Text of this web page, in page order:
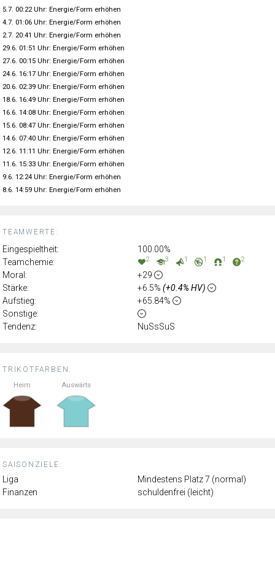
TRIKOTFARBEN:
Heim Auswärts
SAISONZIELE:
Liga
Mindestens Platz 7 (normal)
Finanzen
schuldenfrei (leicht)
TEAMWERTE:
Eingespieltheit:
100.00%
Teamchemie:
2 3 1 1 1 2
Moral:
+29
Stärke:
+6.5% (+0.4% HV)
Aufstieg:
+65.84%
Sonstige:
Tendenz:
NuSsSuS
5.7. 00:22 Uhr: Energie/Form erhöhen
4.7. 01:06 Uhr: Energie/Form erhöhen
2.7. 20:41 Uhr: Energie/Form erhöhen
29.6. 01:51 Uhr: Energie/Form erhöhen
27.6. 00:15 Uhr: Energie/Form erhöhen
24.6. 16:17 Uhr: Energie/Form erhöhen
20.6. 02:39 Uhr: Energie/Form erhöhen
18.6. 16:49 Uhr: Energie/Form erhöhen
16.6. 14:08 Uhr: Energie/Form erhöhen
15.6. 08:47 Uhr: Energie/Form erhöhen
14.6. 07:40 Uhr: Energie/Form erhöhen
12.6. 11:11 Uhr: Energie/Form erhöhen
11.6. 15:33 Uhr: Energie/Form erhöhen
9.6. 12:24 Uhr: Energie/Form erhöhen
8.6. 14:59 Uhr: Energie/Form erhöhen